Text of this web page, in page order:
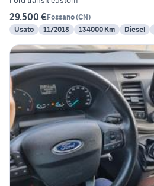
29.500 €Fossano(CN)
Usato
11/2018 134000 Km Diesel